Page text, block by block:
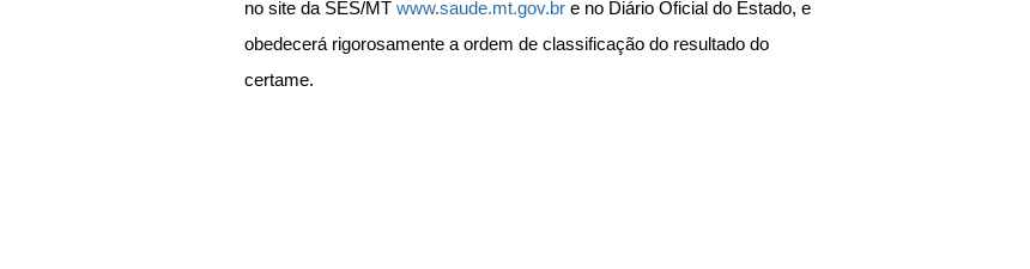
no site da SES/MT www.saude.mt.gov.br e no Diário Oficial do Estado, e
obedecerá rigorosamente a ordem de classificação do resultado do
certame.